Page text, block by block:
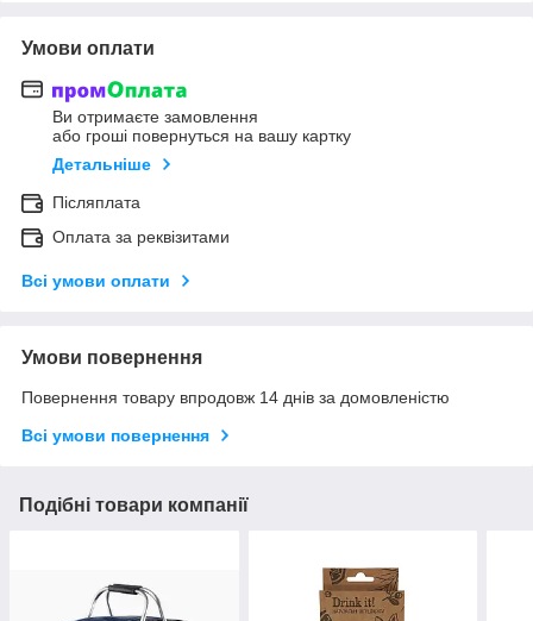
Умови оплати
Ви отримаєте замовлення
або гроші повернуться на вашу картку
Детальніше
Післяплата
Оплата за реквізитами
Всі умови оплати
Умови повернення
Повернення товару впродовж 14 днів за домовленістю
Всі умови повернення
Подібні товари компанії